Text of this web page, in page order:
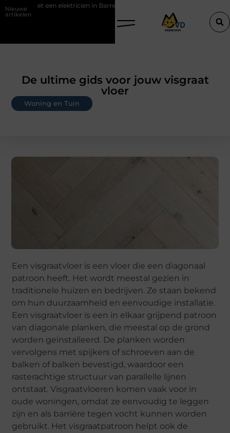
Nieuwe
artikelen
in Barneveld De Perfecte Gids voor Vloerbedekking in
De ultime gids voor jouw visgraat
vloer
Woning en Tuin
Een visgraatvloer is een vloer die een diagonaal
patroon heeft. Het wordt meestal gezien in
traditionele huizen en bedrijven. Ze staan bekend
om hun duurzaamheid en eenvoudige installatie.
Een visgraatvloer is een in elkaar grijpend patroon
van diagonale planken, die meestal op de grond
worden geïnstalleerd. De planken worden
vervolgens met spijkers of schroeven aan de
balken of balken bevestigd, waardoor een
rasterachtige structuur van parallelle lijnen
ontstaat. Visgraatvloeren komen vaak voor in
oude woningen, omdat ze eenvoudig te leggen
zijn en als barrière tegen vocht kunnen worden
gebruikt. Het visgraatpatroon helpt ook de